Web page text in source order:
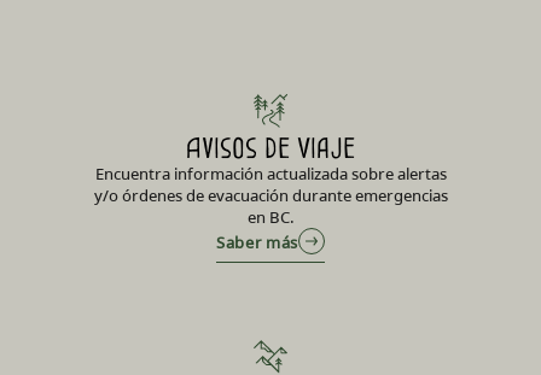
Avisos de Viaje
Encuentra información actualizada sobre alertas
y/o órdenes de evacuación durante emergencias
en BC.
Saber más